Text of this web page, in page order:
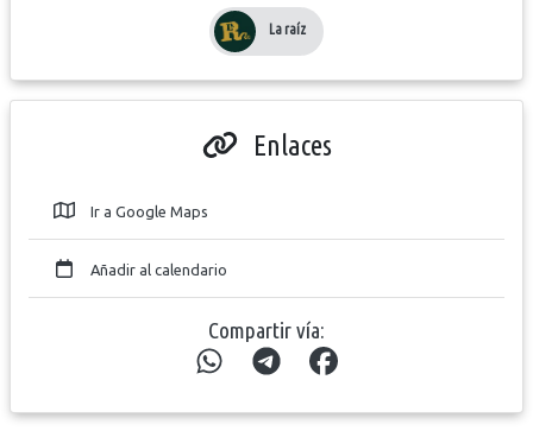
La raíz
Enlaces
Ir a Google Maps
Añadir al calendario
Compartir vía: